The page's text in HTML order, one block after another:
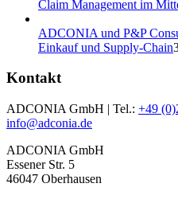
Claim Management im
ADCONIA und P&P
Einkauf und Supply-Chain
Kontakt
ADCONIA GmbH | Tel.: +49
info@adconia.de
ADCONIA GmbH
Essener Str. 5
46047 Oberhausen